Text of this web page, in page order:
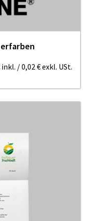
inkl. /0,02 €exkl. USt.